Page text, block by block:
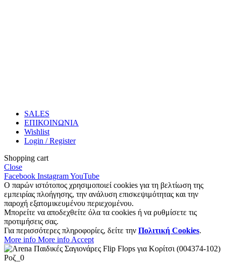
SALES
ΕΠΙΚΟΙΝΩΝΙΑ
Wishlist
Login / Register
Shopping cart
Close
Facebook InstagramYouTube
Ο παρών ιστότοπος χρησιμοποιεί cookies για τη βελτίωση της
εμπειρίας πλοήγησης, την ανάλυση επισκεψιμότητας και την
παροχή εξατομικευμένου περιεχομένου.
Μπορείτε να αποδεχθείτε όλα τα cookies ή να ρυθμίσετε τις
προτιμήσεις σας.
Για περισσότερες πληροφορίες, δείτε την Πολιτική Cookies.
More info More info Accept